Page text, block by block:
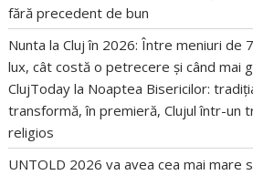
fără precedent de bun
Nunta la Cluj în 2026: Între meniuri de
lux, cât costă o petrecere și când mai
ClujToday la Noaptea Bisericilor:
transformă, în premieră, Clujul într-un
religios
UNTOLD 2026 va avea cea mai mare